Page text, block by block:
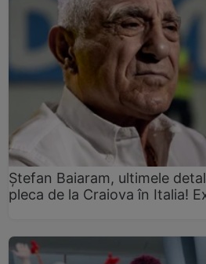
Ștefan Baiaram, ultimele
pleca de la Craiova în Italia!